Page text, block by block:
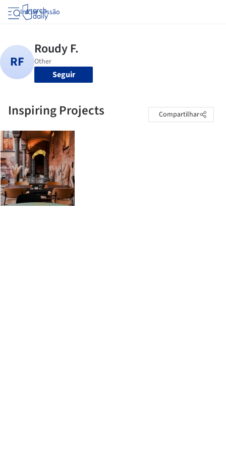
Iniciar sessão
Seguir
Inspiring Projects Compartilhar